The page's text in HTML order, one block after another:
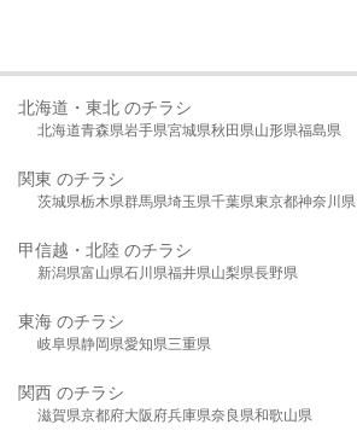
北海道・東北 のチラシ
北海道青森県岩手県宮城県秋田県山形県福島県
関東 のチラシ
茨城県栃木県群馬県埼玉県千葉県東京都神奈川県
甲信越・北陸 のチラシ
新潟県富山県石川県福井県山梨県長野県
東海 のチラシ
岐阜県静岡県愛知県三重県
関西 のチラシ
滋賀県京都府大阪府兵庫県奈良県和歌山県